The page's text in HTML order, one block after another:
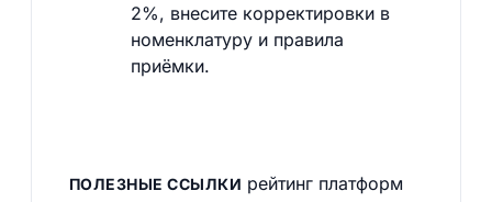
2%, внесите корректировки в
номенклатуру и правила
приёмки.
ПОЛЕЗНЫЕ ССЫЛКИ рейтинг платформ